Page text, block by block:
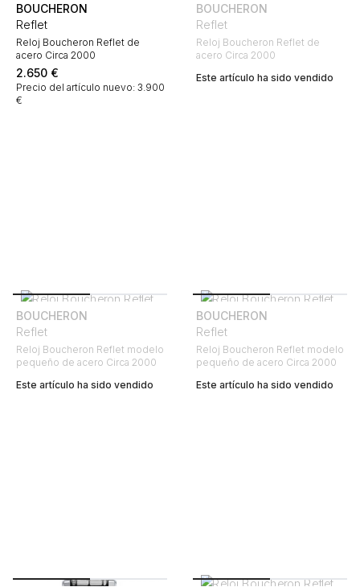
BOUCHERON
Reflet
Reloj Boucheron Reflet de
acero Circa 2000
2.650 €
Precio del artículo nuevo: 3.900
€
BOUCHERON
Reflet
Reloj Boucheron Reflet de
acero Circa 2000
Este artículo ha sido vendido
BOUCHERON
Reflet
Reloj Boucheron Reflet modelo
pequeño de acero Circa 2000
Este artículo ha sido vendido
BOUCHERON
Reflet
Reloj Boucheron Reflet modelo
pequeño de acero Circa 2000
Este artículo ha sido vendido